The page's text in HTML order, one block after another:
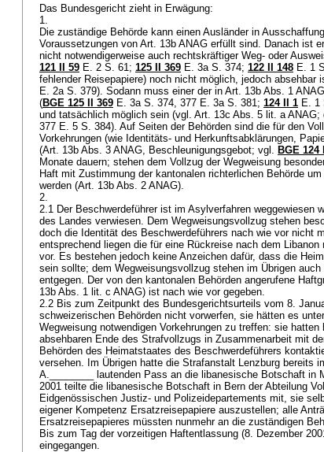
Das Bundesgericht zieht in Erwägung:
1.
Die zuständige Behörde kann einen Ausländer in
Voraussetzungen von Art. 13b ANAG erfüllt sind. Danach ist
nicht notwendigerweise auch rechtskräftiger Weg- oder
121 II 59 E. 2 S. 61; 125 II 369 E. 3a S. 374; 122 II 148 E. 1
fehlender Reisepapiere) noch nicht möglich, jedoch absehbar
E. 2a S. 379). Sodann muss einer der in Art. 13b Abs. 1 ANAG
(BGE 125 II 369 E. 3a S. 374, 377 E. 3a S. 381; 124 II 1 E. 1
und tatsächlich möglich sein (vgl. Art. 13c Abs. 5 lit. a ANAG;
377 E. 5 S. 384). Auf Seiten der Behörden sind die für den
Vorkehrungen (wie Identitäts- und Herkunftsabklärungen,
(Art. 13b Abs. 3 ANAG, Beschleunigungsgebot; vgl. BGE 124
Monate dauern; stehen dem Vollzug der Wegweisung
Haft mit Zustimmung der kantonalen richterlichen Behörde
werden (Art. 13b Abs. 2 ANAG).
2.
2.1 Der Beschwerdeführer ist im Asylverfahren weggewiesen
des Landes verwiesen. Dem Wegweisungsvollzug stehen
doch die Identität des Beschwerdeführers nach wie vor nicht
entsprechend liegen die für eine Rückreise nach dem
vor. Es bestehen jedoch keine Anzeichen dafür, dass die
sein sollte; dem Wegweisungsvollzug stehen im Übrigen
entgegen. Der von den kantonalen Behörden angerufene
13b Abs. 1 lit. c ANAG) ist nach wie vor gegeben.
2.2 Bis zum Zeitpunkt des Bundesgerichtsurteils vom 8.
schweizerischen Behörden nicht vorwerfen, sie hätten es
Wegweisung notwendigen Vorkehrungen zu treffen: sie
absehbaren Ende des Strafvollzugs in Zusammenarbeit mit
Behörden des Heimatstaates des Beschwerdeführers
versehen. Im Übrigen hatte die Strafanstalt Lenzburg bereits
A.________ lautenden Pass an die libanesische Botschaft in
2001 teilte die libanesische Botschaft in Bern der Abteilung
Eidgenössischen Justiz- und Polizeidepartements mit, sie
eigener Kompetenz Ersatzreisepapiere auszustellen; alle
Ersatzreisepapieres müssten nunmehr an die zuständigen
Bis zum Tag der vorzeitigen Haftentlassung (8. Dezember
eingegangen.